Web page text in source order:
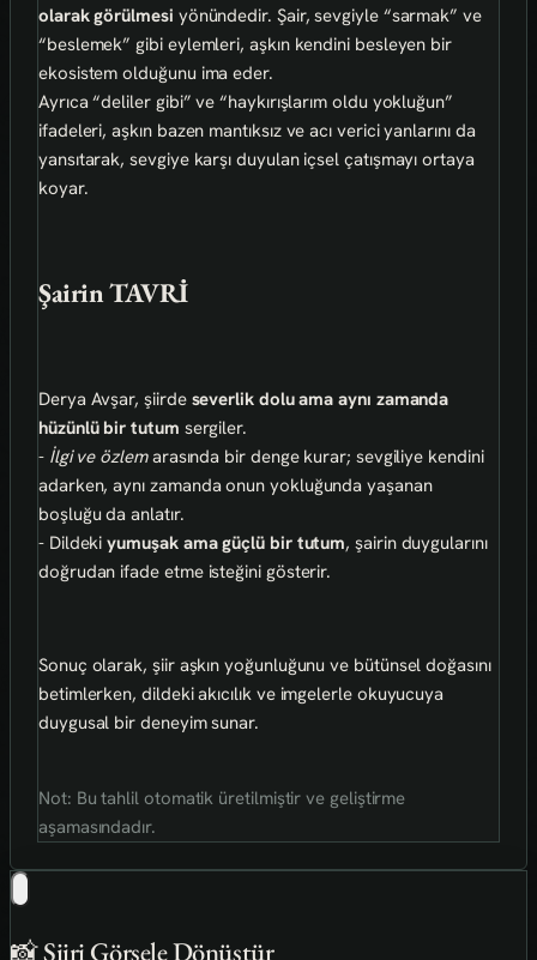
olarak görülmesi yönündedir. Şair, sevgiyle “sarmak” ve
“beslemek” gibi eylemleri, aşkın kendini besleyen bir
ekosistem olduğunu ima eder.
Ayrıca “deliler gibi” ve “haykırışlarım oldu yokluğun”
ifadeleri, aşkın bazen mantıksız ve acı verici yanlarını da
yansıtarak, sevgiye karşı duyulan içsel çatışmayı ortaya
koyar.
Şairin TAVRİ
Derya Avşar, şiirde severlik dolu ama aynı zamanda
hüzünlü bir tutum sergiler.
- İlgi ve özlemarasında bir denge kurar; sevgiliye kendini
adarken, aynı zamanda onun yokluğunda yaşanan
boşluğu da anlatır.
- Dildekiyumuşak ama güçlü bir tutum, şairin duygularını
doğrudan ifade etme isteğini gösterir.
Sonuç olarak, şiir aşkın yoğunluğunu ve bütünsel doğasını
betimlerken, dildeki akıcılık ve imgelerle okuyucuya
duygusal bir deneyim sunar.
Not: Bu tahlil otomatik üretilmiştir ve geliştirme
aşamasındadır.
📸 Şiiri Görsele Dönüştür